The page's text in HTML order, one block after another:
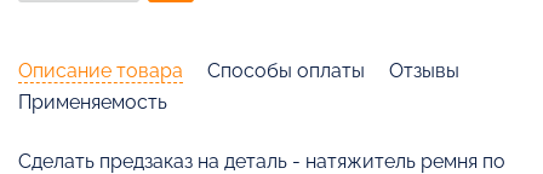
Описание товара Способы оплаты
Отзывы
Применяемость
Cделать предзаказ на деталь - натяжитель ремня по